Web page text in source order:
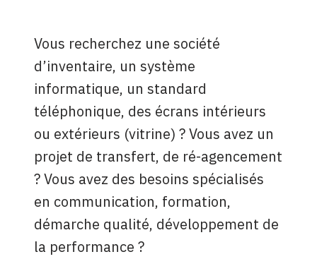
Vous recherchez une société
d’inventaire, un système
informatique, un standard
téléphonique, des écrans intérieurs
ou extérieurs (vitrine) ? Vous avez un
projet de transfert, de ré-agencement
? Vous avez des besoins spécialisés
en communication, formation,
démarche qualité, développement de
la performance ?